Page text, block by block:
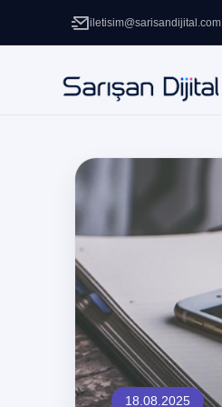
iletisim@sarisandijital.com
18.08.2025